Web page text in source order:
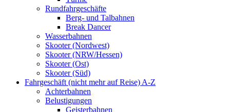
Rundfahrgeschäfte
Berg- und Talbahnen
Break Dancer
Wasserbahnen
Skooter (Nordwest)
Skooter (NRW/Hessen)
Skooter (Ost)
Skooter (Süd)
Fahrgeschäft (nicht mehr auf Reise) A-Z
Achterbahnen
Belustigungen
Geisterbahnen